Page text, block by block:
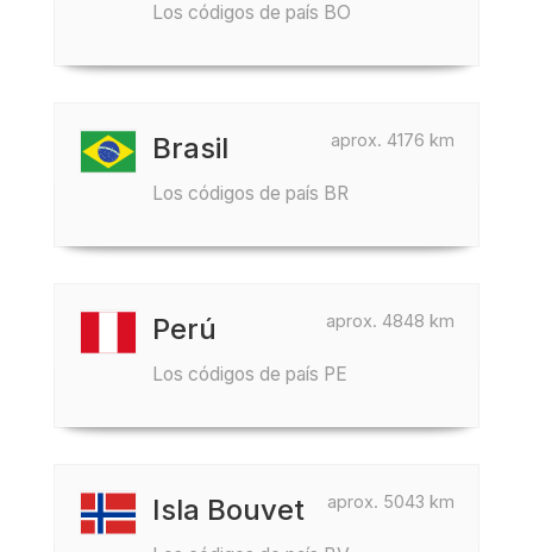
Los códigos de país BO
aprox. 4176 km
Brasil
Los códigos de país BR
aprox. 4848 km
Perú
Los códigos de país PE
aprox. 5043 km
Isla Bouvet